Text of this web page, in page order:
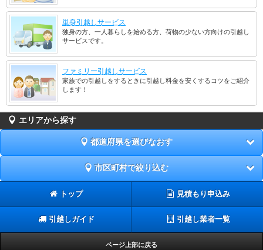
単身引越しサービス
独身の方、一人暮らしを始める方、荷物の少ない方向けの引越し
サービスです。
ファミリー引越しサービス
家族での引越しをするときに引越し料金を安くするコツをご紹介
します！
エリアから探す
都道府県を選びなおす
市区町村で絞り込む
トップ 見積もり申込み
引越しガイド 引越し業者一覧
ページ上部に戻る